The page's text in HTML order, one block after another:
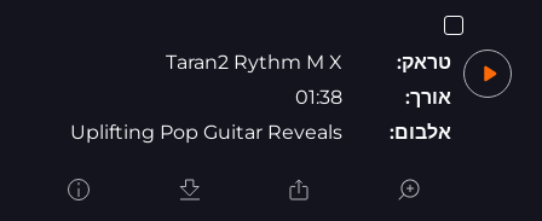
טראק:
Taran2 Rythm M X
אורך:
01:38
אלבום:
Uplifting Pop Guitar Reveals